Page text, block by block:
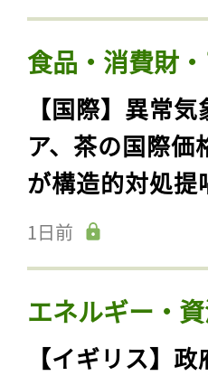
食品・消費財
【国際】異常
ア、茶の国際価
が構造的対処提
1日前
エネルギー・
【イギリス】